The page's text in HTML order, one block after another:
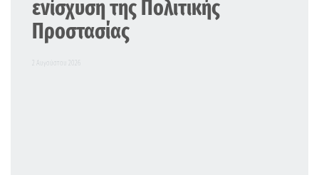
ενίσχυση της Πολιτικής
Προστασίας
2 Αυγούστου 2026